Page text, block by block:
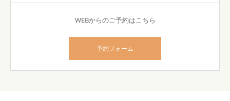
WEBからのご予約はこちら
予約フォーム